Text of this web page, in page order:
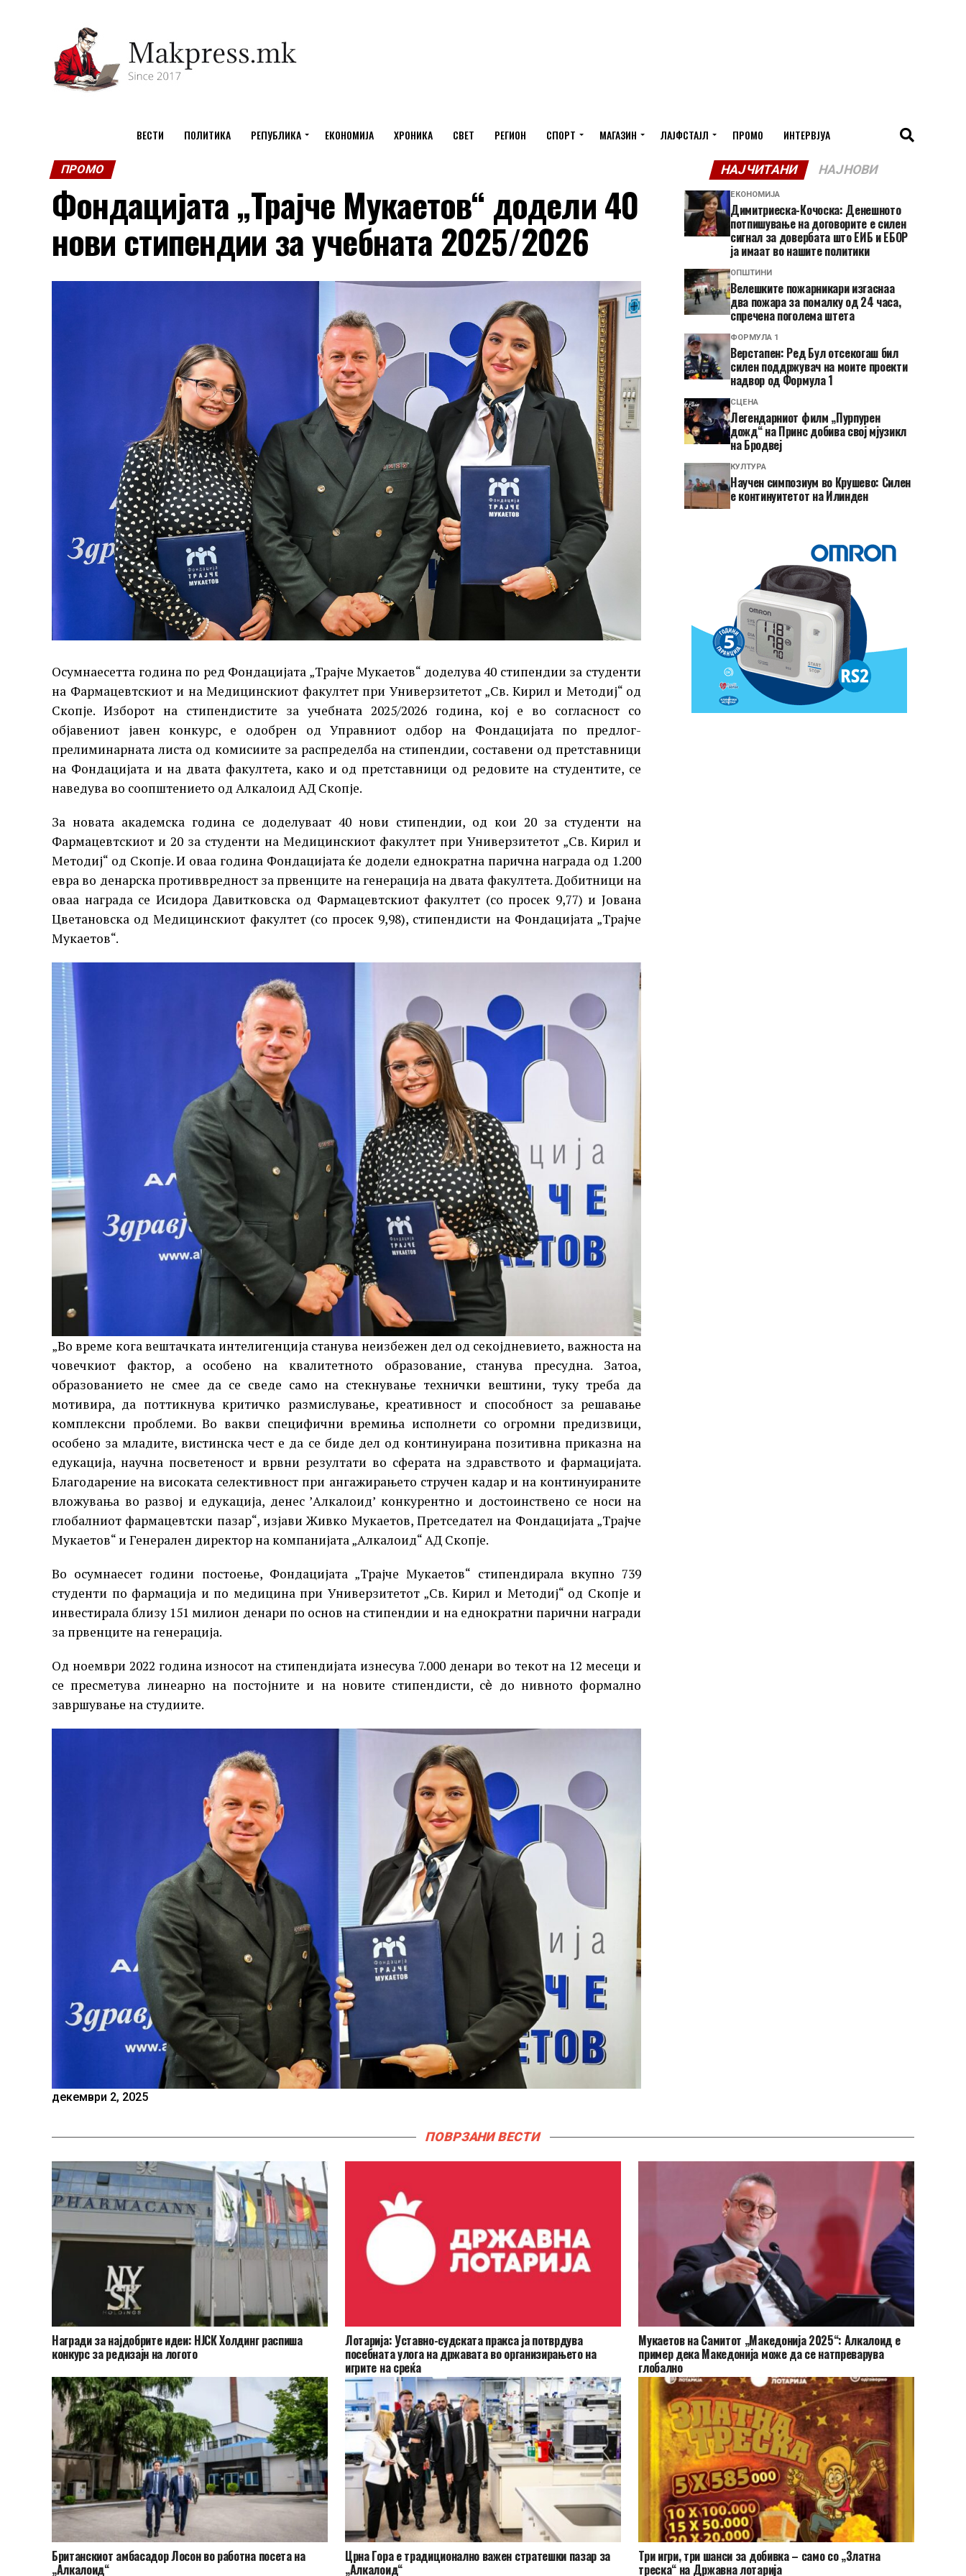
ВЕСТИ ПОЛИТИКА РЕПУБЛИКА ЕКОНОМИЈА ХРОНИКА СВЕТ РЕГИОН СПОРТ МАГАЗИН ЛАЈФСТАЈЛ ПРОМО ИНТЕРВЈУА
ПРОМО
Фондацијата „Трајче Мукаетов“ додели 40
нови стипендии за учебната 2025/2026
Осумнаесетта година по ред Фондацијата „Трајче Мукаетов“ доделува 40 стипендии за студенти
на Фармацевтскиот и на Медицинскиот факултет при Универзитетот „Св. Кирил и Методиј“ од
Скопје. Изборот на стипендистите за учебната 2025/2026 година, кој е во согласност со
објавениот јавен конкурс, е одобрен од Управниот одбор на Фондацијата по предлог-
прелиминарната листа од комисиите за распределба на стипендии, составени од претставници
на Фондацијата и на двата факултета, како и од претставници од редовите на студентите, се
наведува во соопштението од Алкалоид АД Скопје.
За новата академска година се доделуваат 40 нови стипендии, од кои 20 за студенти на
Фармацевтскиот и 20 за студенти на Медицинскиот факултет при Универзитетот „Св. Кирил и
Методиј“ oд Скопје. И оваа година Фондацијата ќе додели еднократна парична награда од 1.200
евра во денарска противвредност за првенците на генерација на двата факултета. Добитници на
оваа награда се Исидора Давитковска од Фармацевтскиот факултет (со просек 9,77) и Јована
Цветановска од Медицинскиот факултет (со просек 9,98), стипендисти на Фондацијата „Трајче
Мукаетов“.
„Во време кога вештачката интелигенција станува неизбежен дел од секојдневието, важноста на
човечкиот фактор, а особено на квалитетното образование, станува пресудна. Затоа,
образованието не смее да се сведе само на стекнување технички вештини, туку треба да
мотивира, да поттикнува критичко размислување, креативност и способност за решавање
комплексни проблеми. Во вакви специфични времиња исполнети со огромни предизвици,
особено за младите, вистинска чест е да се биде дел од континуирана позитивна приказна на
едукација, научна посветеност и врвни резултати во сферата на здравството и фармацијата.
Благодарение на високата селективност при ангажирањето стручен кадар и на континуираните
вложувања во развој и едукација, денес ’Алкалоид’ конкурентно и достоинствено се носи на
глобалниот фармацевтски пазар“, изјави Живко Мукаетов, Претседател на Фондацијата „Трајче
Мукаетов“ и Генерален директор на компанијата „Алкалоид“ АД Скопје.
Во осумнаесет години постоење, Фондацијата „Трајче Мукаетов“ стипендирала вкупно 739
студенти по фармација и по медицина при Универзитетот „Св. Кирил и Методиј“ од Скопје и
инвестирала близу 151 милион денари по основ на стипендии и на еднократни парични награди
за првенците на генерација.
Oд ноември 2022 година износот на стипендијата изнесува 7.000 денари во текот на 12 месеци и
се пресметува линеарно на постојните и на новите стипендисти, сѐ до нивното формално
завршување на студиите.
декември 2, 2025
НАЈЧИТАНИ НАЈНОВИ
ЕКОНОМИЈА
Димитриеска-Кочоска: Денешното
потпишување на договорите е силен
сигнал за довербата што ЕИБ и ЕБОР
ја имаат во нашите политики
ОПШТИНИ
Велешките пожарникари изгаснаа
два пожара за помалку од 24 часа,
спречена поголема штета
ФОРМУЛА 1
Верстапен: Ред Бул отсекогаш бил
силен поддржувач на моите проекти
надвор од Формула 1
СЦЕНА
Легендарниот филм „Пурпурен
дожд“ на Принс добива свој мјузикл
на Бродвеј
КУЛТУРА
Научен симпозиум во Крушево: Силен
е континуитетот на Илинден
ПОВРЗАНИ ВЕСТИ
Награди за најдобрите идеи: НЈСК Холдинг распиша
конкурс за редизајн на логото
Лотарија: Уставно-судската пракса ја потврдува
посебната улога на државата во организирањето на
игрите на среќа
Мукаетов на Самитот „Македонија 2025“: Алкалоид е
пример дека Македонија може да се натпреварува
глобално
Британскиот амбасадор Лосон во работна посета на
„Алкалоид“
Црна Гора e традиционално важен стратешки пазар за
„Алкалоид“
Три игри, три шанси за добивка – само со „Златна
треска“ на Државна лотарија